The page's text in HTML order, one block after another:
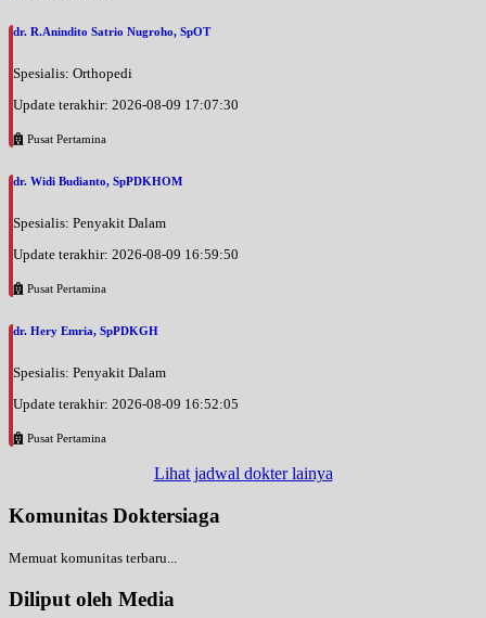
dr. R.Anindito Satrio Nugroho, SpOT
Spesialis: Orthopedi
Update terakhir: 2026-08-09 17:07:30
Pusat Pertamina
dr. Widi Budianto, SpPDKHOM
Spesialis: Penyakit Dalam
Update terakhir: 2026-08-09 16:59:50
Pusat Pertamina
dr. Hery Emria, SpPDKGH
Spesialis: Penyakit Dalam
Update terakhir: 2026-08-09 16:52:05
Pusat Pertamina
Lihat jadwal dokter lainya
Komunitas Doktersiaga
Memuat komunitas terbaru...
Diliput oleh Media